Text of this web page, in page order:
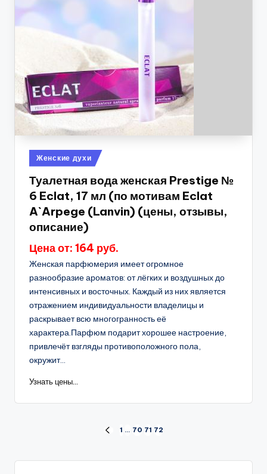
Опубликовано
в
Женские духи
Туалетная вода женская Prestige №
6 Eclat, 17 мл (по мотивам Eclat
A`Arpege (Lanvin) (цены, отзывы,
описание)
Цена от: 164 руб.
Женская парфюмерия имеет огромное
разнообразие ароматов: от лёгких и воздушных до
интенсивных и восточных. Каждый из них является
отражением индивидуальности владелицы и
раскрывает всю многогранность её
характера.Парфюм подарит хорошее настроение,
привлечёт взгляды противоположного пола,
окружит...
Узнать цены...
Пагинация
записей
ПРЕД.
1 … 70 71 72